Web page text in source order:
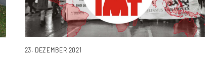
23. DEZEMBER 2021